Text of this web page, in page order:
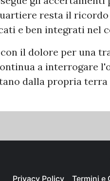
resta il
e ben integrati nel
il dolore per una
a interrogare
dalla propria
Privacy Policy Termini e